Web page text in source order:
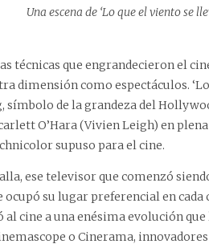
Una escena de ‘Lo que el viento se
técnicas que engrandecieron el
dimensión como espectáculos.
de la grandeza del
O’Hara (Vivien Leigh) en
supuso para el cine.
ese televisor que comenzó
su lugar preferencial en cada
cine a una enésima evolución
o Cinerama,